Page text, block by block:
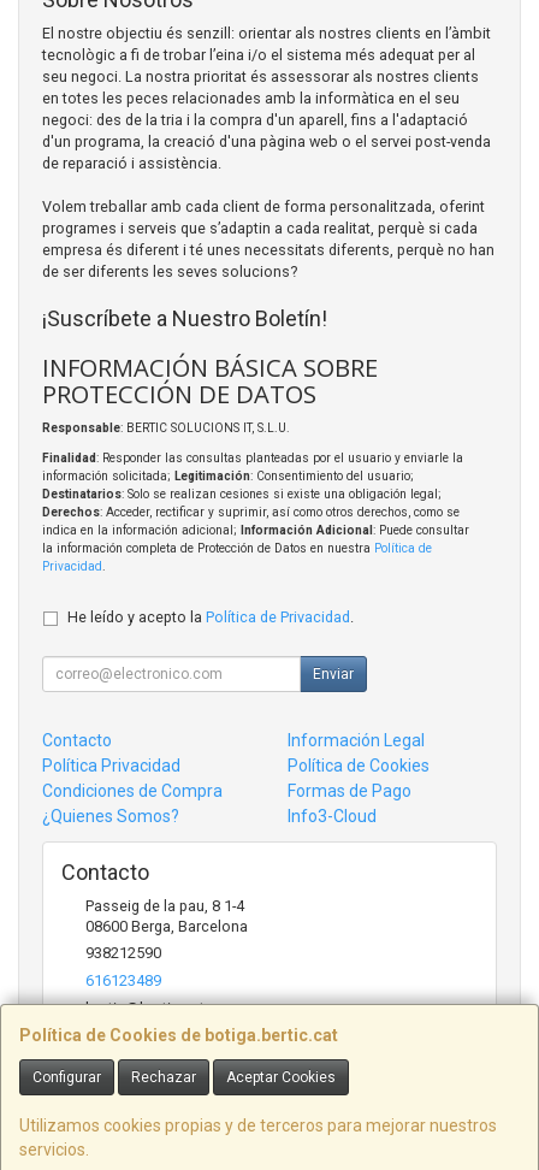
Política de Cookies de botiga.bertic.cat
Configurar Rechazar Aceptar Cookies
Utilizamos cookies propias y de terceros para mejorar nuestros
servicios.
El nostre objectiu és senzill: orientar als nostres clients en l’àmbit
tecnològic a fi de trobar l’eina i/o el sistema més adequat per al
seu negoci. La nostra prioritat és assessorar als nostres clients
en totes les peces relacionades amb la informàtica en el seu
negoci: des de la tria i la compra d'un aparell, fins a l'adaptació
d'un programa, la creació d'una pàgina web o el servei post-venda
de reparació i assistència.
Volem treballar amb cada client de forma personalitzada, oferint
programes i serveis que s’adaptin a cada realitat, perquè si cada
empresa és diferent i té unes necessitats diferents, perquè no han
de ser diferents les seves solucions?
¡Suscríbete a Nuestro Boletín!
INFORMACIÓN BÁSICA SOBRE
PROTECCIÓN DE DATOS
Responsable: BERTIC SOLUCIONS IT, S.L.U.
Finalidad: Responder las consultas planteadas por el usuario y enviarle la
información solicitada; Legitimación: Consentimiento del usuario;
Destinatarios: Solo se realizan cesiones si existe una obligación legal;
Derechos: Acceder, rectificar y suprimir, así como otros derechos, como se
indica en la información adicional;
Información Adicional : Puede consultar
la información completa de Protección de Datos en nuestra Política de
Privacidad
He leído y acepto la Política de Privacidad .
Enviar
Contacto
Información Legal
Política Privacidad
Política de Cookies
Condiciones de Compra
Formas de Pago
¿Quienes Somos?
Info3-Cloud
Contacto
Passeig de la pau, 8 1-4
08600 Berga, Barcelona
938212590
616123489
bertic@bertic.cat
Horario
Lunes a Viernes (9h-14h | 15h-18h)